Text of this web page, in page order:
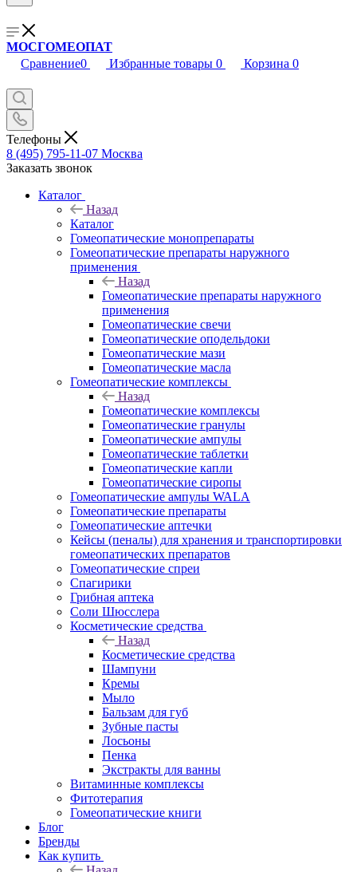
МОСГОМЕОПАТ
Сравнение0 Избранные товары 0 Корзина 0
Телефоны
8 (495) 795-11-07 Москва
Заказать звонок
Каталог
Назад
Каталог
Гомеопатические монопрепараты
Гомеопатические препараты наружного
применения
Назад
Гомеопатические препараты наружного
применения
Гомеопатические свечи
Гомеопатические оподельдоки
Гомеопатические мази
Гомеопатические масла
Гомеопатические комплексы
Назад
Гомеопатические комплексы
Гомеопатические гранулы
Гомеопатические ампулы
Гомеопатические таблетки
Гомеопатические капли
Гомеопатические сиропы
Гомеопатические ампулы WALA
Гомеопатические препараты
Гомеопатические аптечки
Кейсы (пеналы) для хранения и транспортировки
гомеопатических препаратов
Гомеопатические спреи
Спагирики
Грибная аптека
Соли Шюсслера
Косметические средства
Назад
Косметические средства
Шампуни
Кремы
Мыло
Бальзам для губ
Зубные пасты
Лосьоны
Пенка
Экстракты для ванны
Витаминные комплексы
Фитотерапия
Гомеопатические книги
Блог
Бренды
Как купить